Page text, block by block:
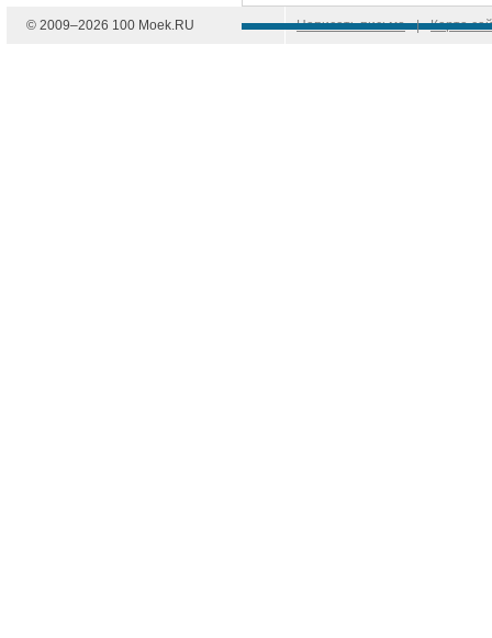
© 2009–2026 100 Moek.RU Написать письмо | Карта